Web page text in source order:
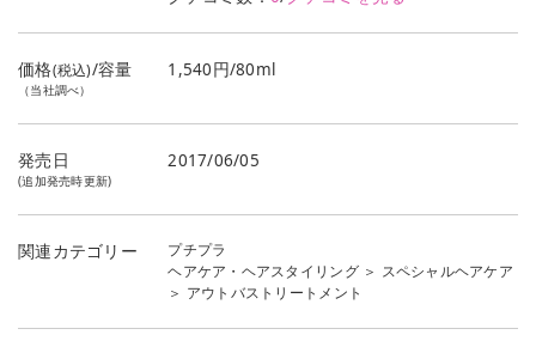
価格(税込)/容量
（当社調べ）
1,540円/80ml
発売日
(追加発売時更新)
2017/06/05
関連カテゴリー
プチプラ
ヘアケア・ヘアスタイリング＞ スペシャルヘアケア
＞ アウトバストリートメント